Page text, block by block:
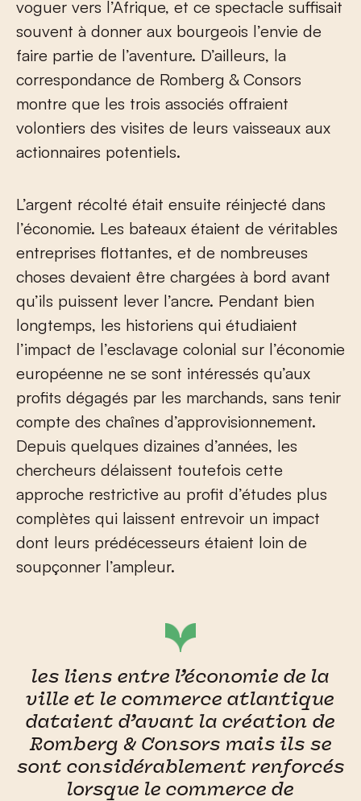
voguer vers l’Afrique, et ce spectacle suffisait
souvent à donner aux bourgeois l’envie de
faire partie de l’aventure. D’ailleurs, la
correspondance de Romberg & Consors
montre que les trois associés offraient
volontiers des visites de leurs vaisseaux aux
actionnaires potentiels.
L’argent récolté était ensuite réinjecté dans
l’économie. Les bateaux étaient de véritables
entreprises flottantes, et de nombreuses
choses devaient être chargées à bord avant
qu’ils puissent lever l’ancre. Pendant bien
longtemps, les historiens qui étudiaient
l’impact de l’esclavage colonial sur l’économie
européenne ne se sont intéressés qu’aux
profits dégagés par les marchands, sans tenir
compte des chaînes d’approvisionnement.
Depuis quelques dizaines d’années, les
chercheurs délaissent toutefois cette
approche restrictive au profit d’études plus
complètes qui laissent entrevoir un impact
dont leurs prédécesseurs étaient loin de
soupçonner l’ampleur.
les liens entre l’économie de la
ville et le commerce atlantique
dataient d’avant la création de
Romberg & Consors mais ils se
sont considérablement renforcés
lorsque le commerce de